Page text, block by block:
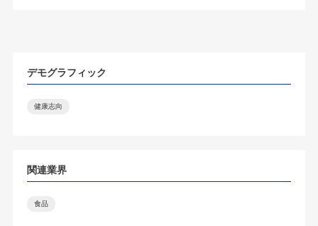
デモグラフィック
健康志向
関連業界
食品